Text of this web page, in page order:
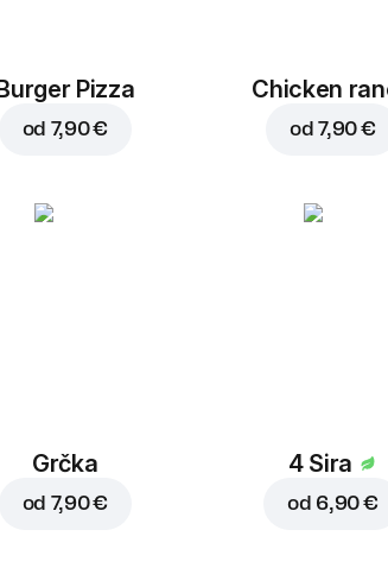
Pizza
od 7,90 €
Chicken
od7,90 €
Grčka
od 7,90 €
4 Sira
od 6,90 €